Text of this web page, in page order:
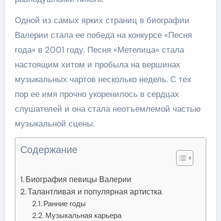
Одной из самых ярких страниц в биографии
Валерии стала ее победа на конкурсе «Песня
года» в 2001 году. Песня «Метелица» стала
настоящим хитом и пробыла на вершинах
музыкальных чартов несколько недель. С тех
пор ее имя прочно укоренилось в сердцах
слушателей и она стала неотъемлемой частью
музыкальной сцены.
Содержание
Биография певицы Валерии
Талантливая и популярная артистка
Ранние годы
Музыкальная карьера